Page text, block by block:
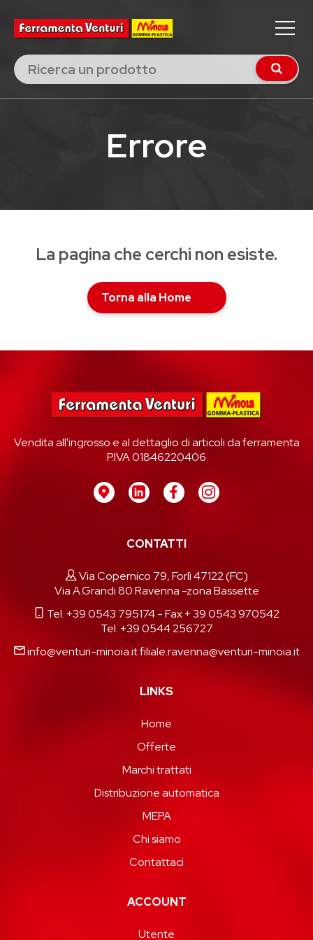
Errore
La pagina che cerchi non esiste.
Torna alla Home
Vendita all'ingrosso e al dettaglio di articoli da ferramenta
P.IVA 01846220406
CONTATTI
Via Copernico 79, Forlì 47122 (FC)
Via A.Grandi 80 Ravenna -zona Bassette
Tel. +39 0543 795174- Fax + 39 0543 970542
Tel. +39 0544 256727
info@venturi-minoia.itfiliale.ravenna@venturi-minoia.it
LINKS
Home
Offerte
Marchi trattati
Distribuzione automatica
MEPA
Chi siamo
Contattaci
ACCOUNT
Utente